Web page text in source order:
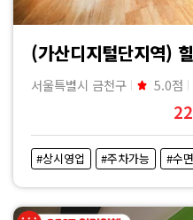
(가산디지털단지역)
서울특별시 금천구 5.0점
#상시영업 #주차가능 #수